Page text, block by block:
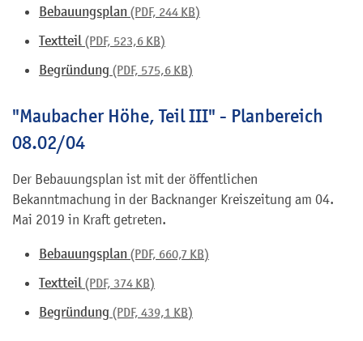
Bebauungsplan (PDF, 244KB)
Textteil (PDF, 523,6KB)
Begründung (PDF, 575,6KB)
"Maubacher Höhe, Teil III" - Planbereich
08.02/04
Der Bebauungsplan ist mit der öffentlichen
Bekanntmachung in der Backnanger Kreiszeitung am 04.
Mai 2019 in Kraft getreten.
Bebauungsplan (PDF, 660,7KB)
Textteil (PDF, 374KB)
Begründung (PDF, 439,1 KB)